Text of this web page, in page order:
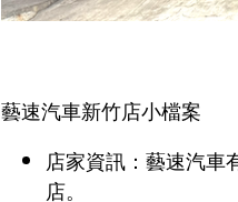
藝速汽車新竹店小檔案
店家資訊：藝速汽車
店。